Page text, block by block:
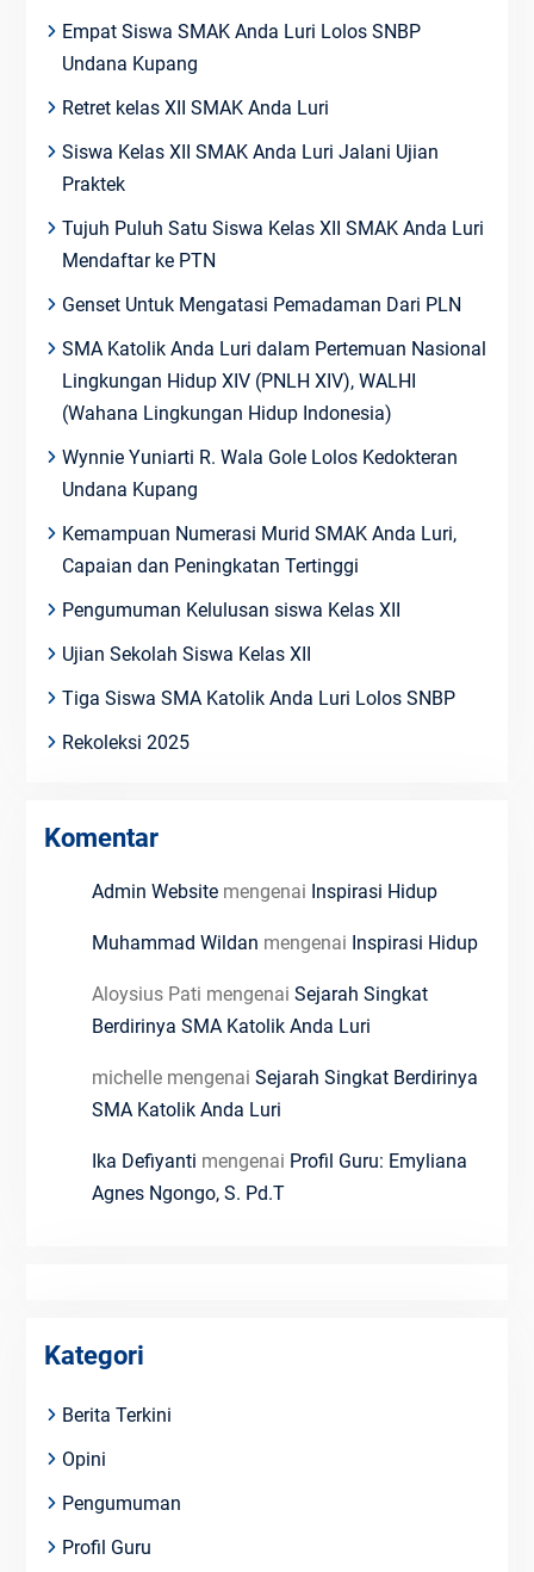
Empat Siswa SMAK Anda Luri Lolos SNBP
Undana Kupang
Retret kelas XII SMAK Anda Luri
Siswa Kelas XII SMAK Anda Luri Jalani Ujian
Praktek
Tujuh Puluh Satu Siswa Kelas XII SMAK Anda Luri
Mendaftar ke PTN
Genset Untuk Mengatasi Pemadaman Dari PLN
SMA Katolik Anda Luri dalam Pertemuan Nasional
Lingkungan Hidup XIV (PNLH XIV), WALHI
(Wahana Lingkungan Hidup Indonesia)
Wynnie Yuniarti R. Wala Gole Lolos Kedokteran
Undana Kupang
Kemampuan Numerasi Murid SMAK Anda Luri,
Capaian dan Peningkatan Tertinggi
Pengumuman Kelulusan siswa Kelas XII
Ujian Sekolah Siswa Kelas XII
Tiga Siswa SMA Katolik Anda Luri Lolos SNBP
Rekoleksi 2025
Komentar
Admin Websitemengenai Inspirasi Hidup
Muhammad Wildan mengenai Inspirasi Hidup
Aloysius Pati mengenai Sejarah Singkat
Berdirinya SMA Katolik Anda Luri
michellemengenai Sejarah Singkat Berdirinya
SMA Katolik Anda Luri
Ika Defiyanti mengenai Profil Guru: Emyliana
Agnes Ngongo, S. Pd.T
Kategori
Berita Terkini
Opini
Pengumuman
Profil Guru